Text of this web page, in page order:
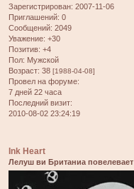
Зарегистрирован: 2007-11-06
Приглашений: 0
Сообщений: 2049
Уважение: +30
Позитив: +4
Пол: Мужской
Возраст: 38 [1988-04-08]
Провел на форуме:
7 дней 22 часа
Последний визит:
2010-08-02 23:24:19
Ink Heart
Лелуш ви Британиа повелевает